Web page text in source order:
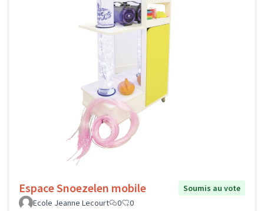
Espace Snoezelen mobile
Soumis au vote
Ecole Jeanne Lecourt
0 0